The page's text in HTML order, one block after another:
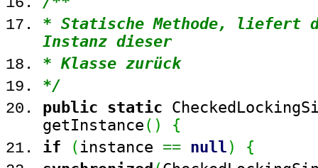
* Statische Methode, liefert
Instanz dieser
* Klasse zurück
*/
public static
getInstance( )
{
if
(instance == null)
{